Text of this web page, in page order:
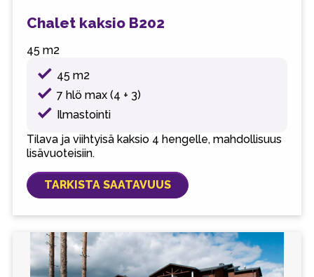
Chalet kaksio B202
45 m2
45 m2
7 hlö max (4 + 3)
Ilmastointi
Tilava ja viihtyisä kaksio 4 hengelle, mahdollisuus
lisävuoteisiin.
TARKISTA SAATAVUUS